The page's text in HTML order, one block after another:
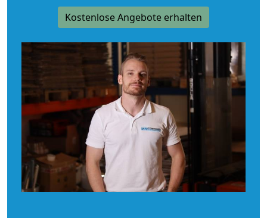
Kostenlose Angebote erhalten